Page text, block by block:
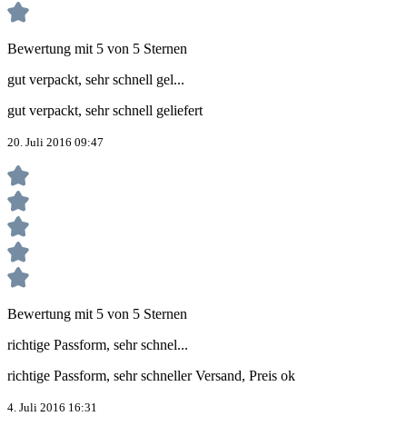
Bewertung mit 5 von 5 Sternen
gut verpackt, sehr schnell gel...
gut verpackt, sehr schnell geliefert
20. Juli 2016 09:47
Bewertung mit 5 von 5 Sternen
richtige Passform, sehr schnel...
richtige Passform, sehr schneller Versand, Preis ok
4. Juli 2016 16:31